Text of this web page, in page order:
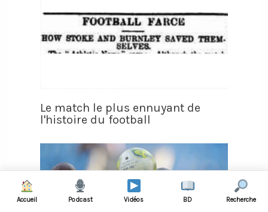
Le match le plus ennuyant de
l'histoire du football
Accueil Podcast Vidéos BD Recherche